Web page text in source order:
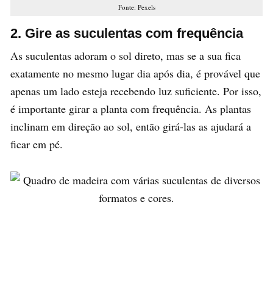
Fonte: Pexels
2. Gire as suculentas com frequência
As suculentas adoram o sol direto, mas se a sua fica
exatamente no mesmo lugar dia após dia, é provável que
apenas um lado esteja recebendo luz suficiente. Por isso,
é importante girar a planta com frequência. As plantas
inclinam em direção ao sol, então girá-las as ajudará a
ficar em pé.